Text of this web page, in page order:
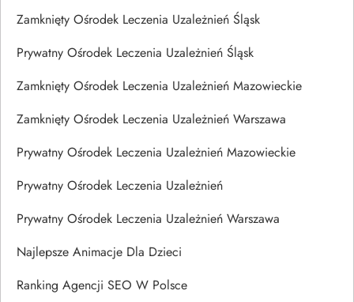
Zamknięty Ośrodek Leczenia Uzależnień Śląsk
Prywatny Ośrodek Leczenia Uzależnień Śląsk
Zamknięty Ośrodek Leczenia Uzależnień Mazowieckie
Zamknięty Ośrodek Leczenia Uzależnień Warszawa
Prywatny Ośrodek Leczenia Uzależnień Mazowieckie
Prywatny Ośrodek Leczenia Uzależnień
Prywatny Ośrodek Leczenia Uzależnień Warszawa
Najlepsze Animacje Dla Dzieci
Ranking Agencji SEO W Polsce